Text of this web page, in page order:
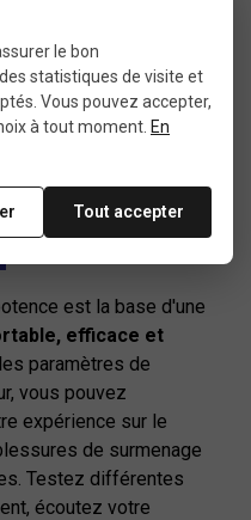
vélo
position des
est la base d'une
efficace et
paramètres de
vous pouvez
expérience sur le
de surmenage
Testez différentes
écoutez votre
le bon
statistiques de visite et
Vous pouvez accepter,
à tout moment. En
Tout accepter